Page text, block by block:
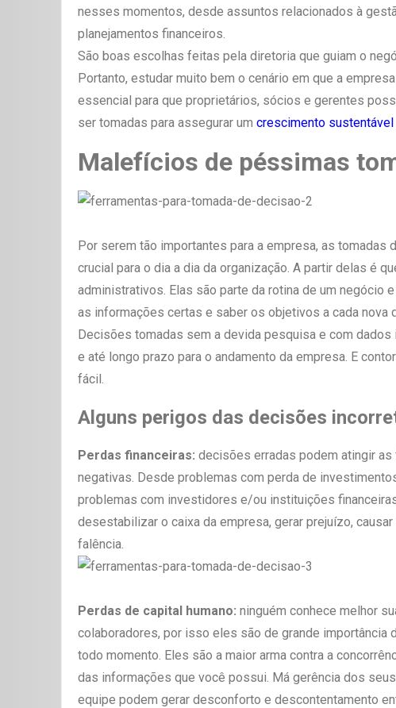
nesses momentos, desde assuntos relacionados à
planejamentos financeiros.
São boas escolhas feitas pela diretoria que guiam o
Portanto, estudar muito bem o cenário em que a
essencial para que proprietários, sócios e gerentes
ser tomadas para assegurar um crescimento sustentável
Malefícios de péssimas
Por serem tão importantes para a empresa, as
crucial para o dia a dia da organização. A partir delas é
administrativos. Elas são parte da rotina de um negócio
as informações certas e saber os objetivos a cada
Decisões tomadas sem a devida pesquisa e com
e até longo prazo para o andamento da empresa. E
fácil.
Alguns perigos das decisões
Perdas financeiras: decisões erradas podem atingir
negativas. Desde problemas com perda de
problemas com investidores e/ou instituições
desestabilizar o caixa da empresa, gerar prejuízo,
falência.
Perdas de capital humano: ninguém conhece melhor
colaboradores, por isso eles são de grande
todo momento. Eles são a maior arma contra a
das informações que você possui. Má gerência dos
equipe podem gerar desconforto e descontentamento